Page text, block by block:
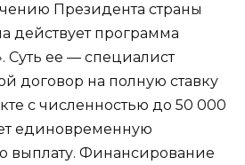
Президента страны
действует программа
Суть ее — специалист
договор на полную ставку
с численностью до 50 000
единовременную
выплату. Финансирование